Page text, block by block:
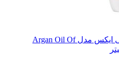
محلول نرم کننده مو او جی ایکس مدل Argan Oil Of